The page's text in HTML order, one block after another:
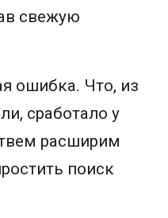
свежую
ошибка. Что, из
сработало у
расширим
поиск